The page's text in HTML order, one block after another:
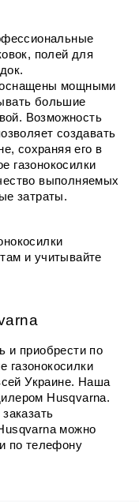
полей для
оснащены мощными
большие
Возможность
создавать
сохраняя его в
газонокосилки
выполняемых
затраты.
и учитывайте
и приобрести по
газонокосилки
Украине. Наша
Husqvarna.
можно
по телефону